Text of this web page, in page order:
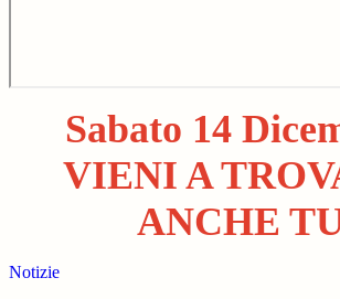
Sabato 14
VIENI A
ANCHE
Notizie